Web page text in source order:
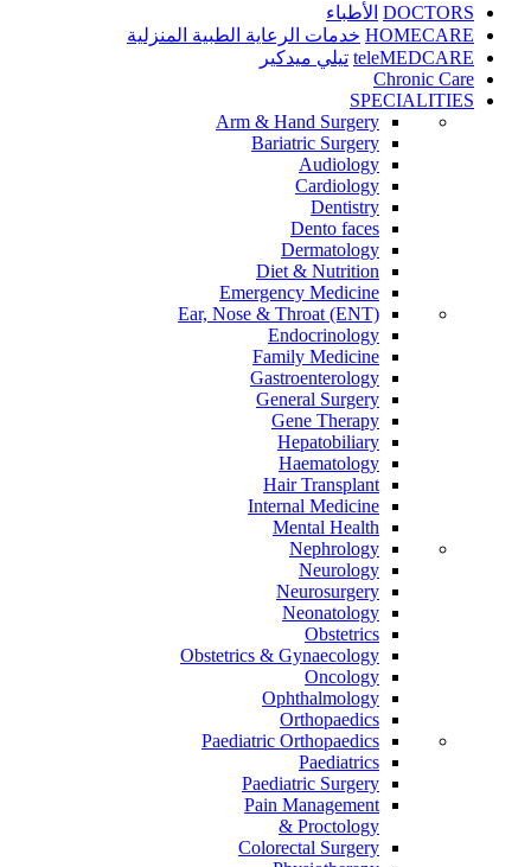
DOCTORS الأطباء
HOMECARE خدمات الرعاية الطبية المنزلية
teleMEDCARE تيلي ميدكير
Chronic Care
SPECIALITIES
Arm & Hand Surgery
Bariatric Surgery
Audiology
Cardiology
Dentistry
Dento faces
Dermatology
Diet & Nutrition
Emergency Medicine
Ear, Nose & Throat (ENT)
Endocrinology
Family Medicine
Gastroenterology
General Surgery
Gene Therapy
Hepatobiliary
Haematology
Hair Transplant
Internal Medicine
Mental Health
Nephrology
Neurology
Neurosurgery
Neonatology
Obstetrics
Obstetrics & Gynaecology
Oncology
Ophthalmology
Orthopaedics
Paediatric Orthopaedics
Paediatrics
Paediatric Surgery
Pain Management
Proctology &
Colorectal Surgery